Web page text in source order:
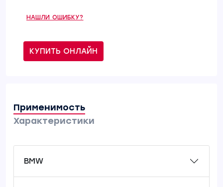
НАШЛИ ОШИБКУ?
КУПИТЬ ОНЛАЙН
Применимость
Характеристики
BMW